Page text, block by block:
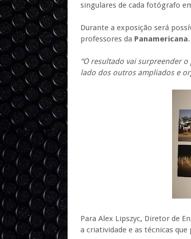
singulares de cada fotógrafo
Durante a exposição será
professores da Panamericana.
“O resultado vai surpreender
lado dos outros ampliados e
Para Alex Lipszyc, Diretor de
a criatividade e as técnicas